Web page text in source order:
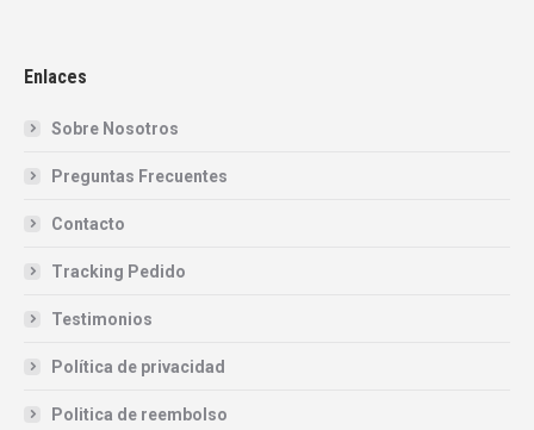
Enlaces
Sobre Nosotros
Preguntas Frecuentes
Contacto
Tracking Pedido
Testimonios
Política de privacidad
Politica de reembolso